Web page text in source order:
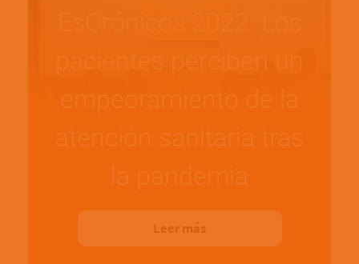
pacientes perciben un
empeoramiento de la
atención sanitaria tras
la pandemia
Leer más